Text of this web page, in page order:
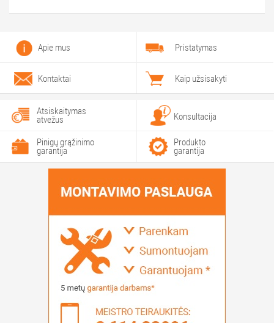
Apie mus Pristatymas
Kontaktai Kaip užsisakyti
Atsiskaitymas
atvežus Konsultacija
Pinigų grąžinimo
garantija
Produkto
garantija